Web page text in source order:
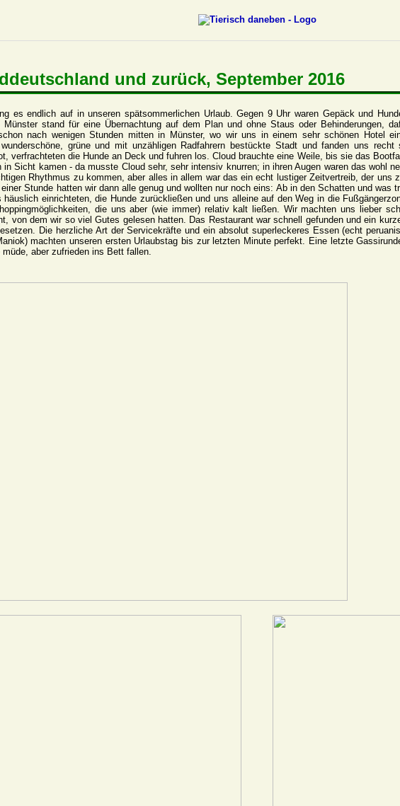
und zurück, September 2016
es endlich auf in unseren spätsommerlichen Urlaub. Gegen 9 Uhr waren Gepäck und
stand für eine Übernachtung auf dem Plan und ohne Staus oder Behinderungen,
nach wenigen Stunden mitten in Münster, wo wir uns in einem sehr schönen Hotel
grüne und mit unzähligen Radfahrern bestückte Stadt und fanden uns
verfrachteten die Hunde an Deck und fuhren los. Cloud brauchte eine Weile, bis sie das
in Sicht kamen - da musste Cloud sehr, sehr intensiv knurren; in ihren Augen waren das wohl
Rhythmus zu kommen, aber alles in allem war das ein echt lustiger Zeitvertreib, der uns
Stunde hatten wir dann alle genug und wollten nur noch eins: Ab in den Schatten und was
einrichteten, die Hunde zurückließen und uns alleine auf den Weg in die
die uns aber (wie immer) relativ kalt ließen. Wir machten uns lieber
von dem wir so viel Gutes gelesen hatten. Das Restaurant war schnell gefunden und ein
Die herzliche Art der Servicekräfte und ein absolut superleckeres Essen (echt
machten unseren ersten Urlaubstag bis zur letzten Minute perfekt. Eine letzte
aber zufrieden ins Bett fallen.